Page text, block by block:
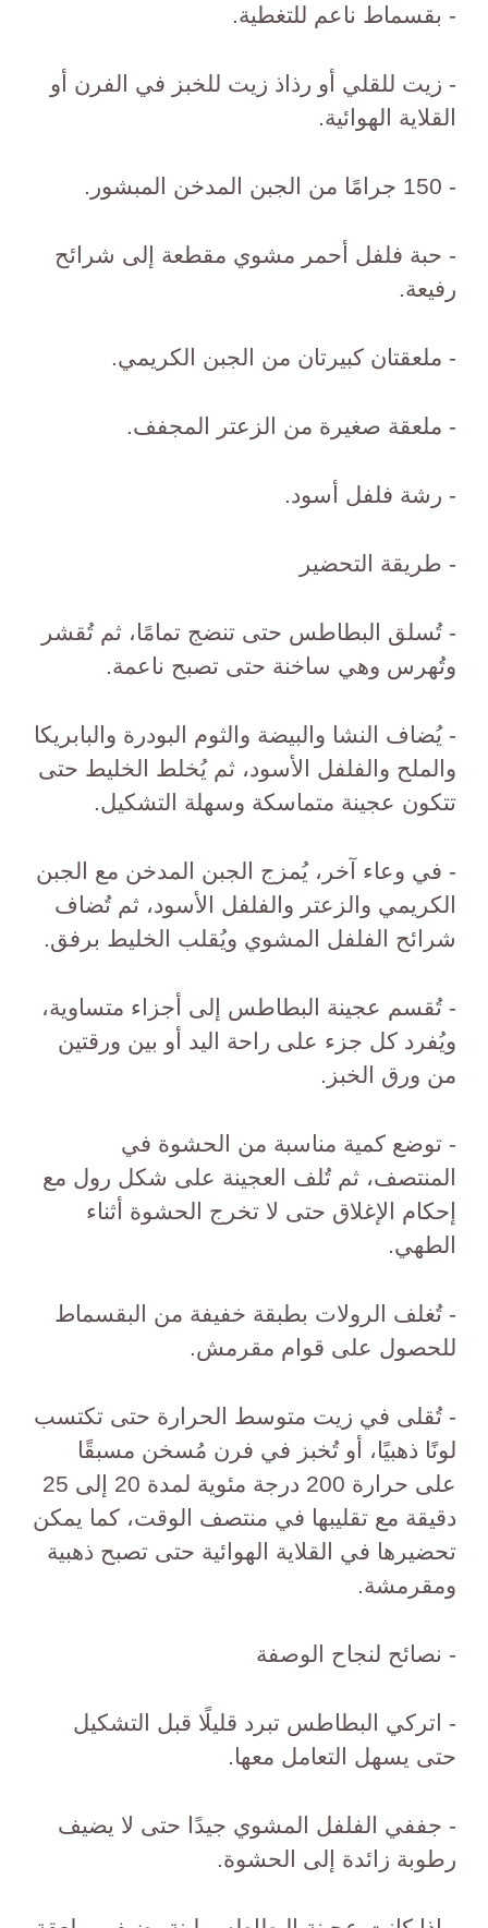
- بقسماط ناعم للتغطية.
- زيت للقلي أو رذاذ زيت للخبز في الفرن أو
القلاية الهوائية.
- 150 جرامًا من الجبن المدخن المبشور.
- حبة فلفل أحمر مشوي مقطعة إلى شرائح
رفيعة.
- ملعقتان كبيرتان من الجبن الكريمي.
- ملعقة صغيرة من الزعتر المجفف.
- رشة فلفل أسود.
- طريقة التحضير
- تُسلق البطاطس حتى تنضج تمامًا، ثم تُقشر
وتُهرس وهي ساخنة حتى تصبح ناعمة.
- يُضاف النشا والبيضة والثوم البودرة والبابريكا
والملح والفلفل الأسود، ثم يُخلط الخليط حتى
تتكون عجينة متماسكة وسهلة التشكيل.
- في وعاء آخر، يُمزج الجبن المدخن مع الجبن
الكريمي والزعتر والفلفل الأسود، ثم تُضاف
شرائح الفلفل المشوي ويُقلب الخليط برفق.
- تُقسم عجينة البطاطس إلى أجزاء متساوية،
ويُفرد كل جزء على راحة اليد أو بين ورقتين
من ورق الخبز.
- توضع كمية مناسبة من الحشوة في
المنتصف، ثم تُلف العجينة على شكل رول مع
إحكام الإغلاق حتى لا تخرج الحشوة أثناء
الطهي.
- تُغلف الرولات بطبقة خفيفة من البقسماط
للحصول على قوام مقرمش.
- تُقلى في زيت متوسط الحرارة حتى تكتسب
لونًا ذهبيًا، أو تُخبز في فرن مُسخن مسبقًا
على حرارة 200 درجة مئوية لمدة 20 إلى 25
دقيقة مع تقليبها في منتصف الوقت، كما يمكن
تحضيرها في القلاية الهوائية حتى تصبح ذهبية
ومقرمشة.
- نصائح لنجاح الوصفة
- اتركي البطاطس تبرد قليلًا قبل التشكيل
حتى يسهل التعامل معها.
- جففي الفلفل المشوي جيدًا حتى لا يضيف
رطوبة زائدة إلى الحشوة.